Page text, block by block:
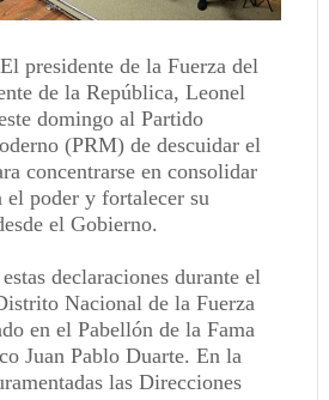
presidente de la Fuerza del
de la República, Leonel
domingo al Partido
(PRM) de descuidar el
concentrarse en consolidar
el poder y fortalecer su
el Gobierno.
declaraciones durante el
Nacional de la Fuerza
en el Pabellón de la Fama
Juan Pablo Duarte. En la
las Direcciones